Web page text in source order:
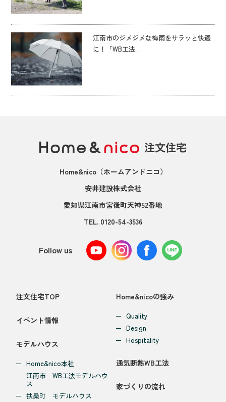
江南市のジメジメな梅雨をサラッと快適
に！「WB工法…
Home&nico（ホームアンドニコ）
安井建設株式会社
愛知県江南市宮後町天神52番地
TEL. 0120-54-3536
Follow us
注文住宅TOP
イベント情報
モデルハウス
Home&nico本社
江南市 WB工法モデルハウ
ス
扶桑町 モデルハウス
Home&nicoの強み
Quality
Design
Hospitality
通気断熱WB工法
家づくりの流れ